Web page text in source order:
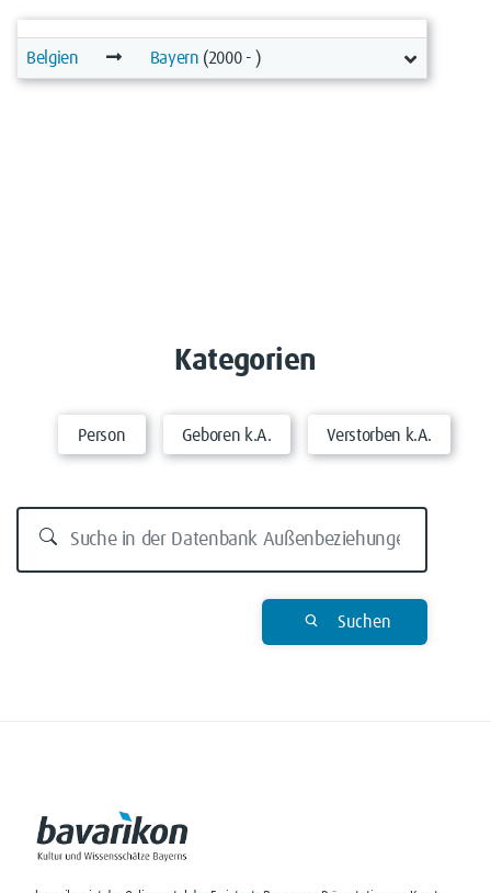
Belgien Bayern (2000 - )
Kategorien
Person Geboren k.A. Verstorben k.A.
Suchen